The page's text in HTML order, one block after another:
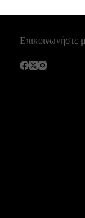
Επικοινωνήστε